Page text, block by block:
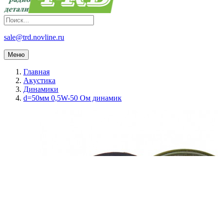
sale@trd.novline.ru
Меню
Главная
Акустика
Динамики
d=50мм 0,5W-50 Ом динамик